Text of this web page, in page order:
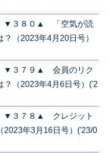
】▼３８０▲ 「空気が読
（2023年4月20日号）
】▼３７９▲ 会員のリク
？（2023年4月6日号）('2
】▼３７８▲ クレジット
2023年3月16日号）('23/0